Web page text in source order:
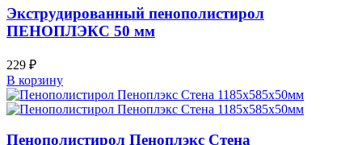
Экструдированный пенополистирол
ПЕНОПЛЭКС 50 мм
229 ₽
В корзину
Пенополистирол Пеноплэкс Стена